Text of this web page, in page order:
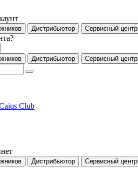
Дистрибьютор Сервисный центр
Дистрибьютор Сервисный центр
Club
Дистрибьютор Сервисный центр